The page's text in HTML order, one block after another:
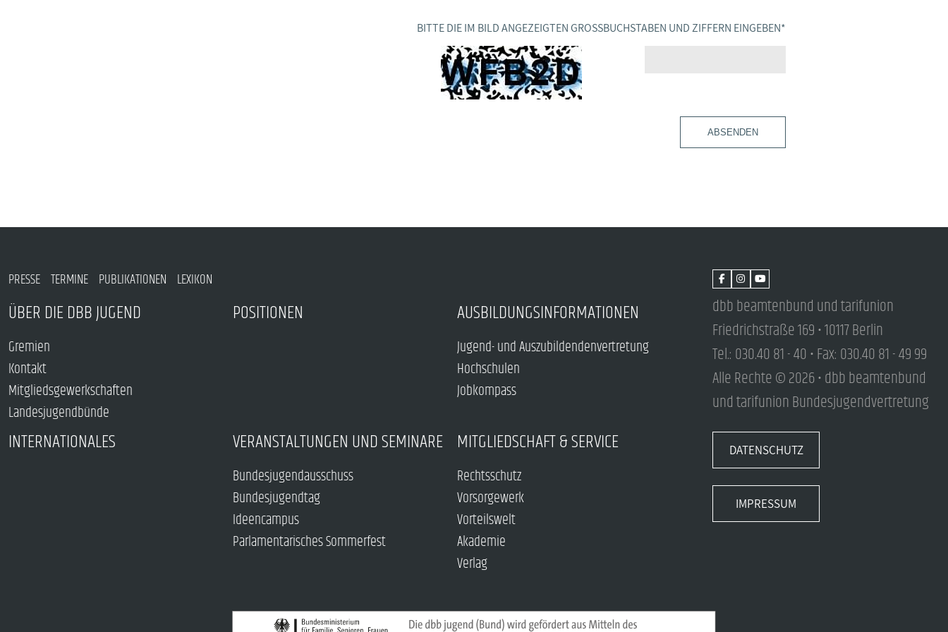
Landesjugendbünde
Parlamentarisches Sommerfest
AkademieBITTE DIE IM BILD ANGEZEIGTEN GROSSBUCHSTABEN UND ZIFFERN EINGEBEN *
ABSENDEN
PRESSE TERMINE PUBLIKATIONEN LEXIKON
ÜBER DIE DBB JUGEND
Gremien
Kontakt
Mitgliedsgewerkschaften
Landesjugendbünde
POSITIONEN AUSBILDUNGSINFORMATIONEN
Jugend- und Auszubildendenvertretung
Hochschulen
Jobkompass
INTERNATIONALES VERANSTALTUNGEN UND SEMINARE
Bundesjugendausschuss
Bundesjugendtag
Ideencampus
Parlamentarisches Sommerfest
MITGLIEDSCHAFT & SERVICE
Rechtsschutz
Vorsorgewerk
Vorteilswelt
Akademie
Verlag
dbb beamtenbund und tarifunion
Friedrichstraße 169 • 10117 Berlin
Tel.: 030.40 81 - 40 • Fax: 030.40 81 - 49 99
Alle Rechte © 2026 • dbb beamtenbund
und tarifunion Bundesjugendvertretung
DATENSCHUTZ
IMPRESSUM